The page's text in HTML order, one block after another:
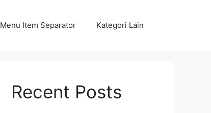
Menu Item Separator Kategori Lain
Recent Posts